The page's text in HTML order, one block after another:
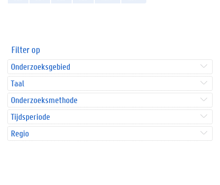
Filter op
Onderzoeksgebied
Taal
Onderzoeksmethode
Tijdsperiode
Regio